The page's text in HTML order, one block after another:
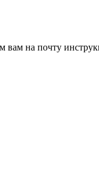
вам на почту